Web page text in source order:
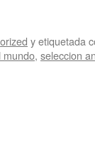
y etiquetada
mundo, seleccion